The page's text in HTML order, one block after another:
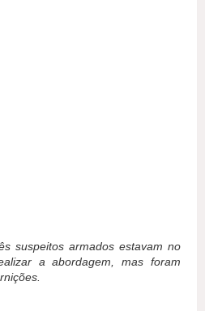
suspeitos armados estavam no
a abordagem, mas foram